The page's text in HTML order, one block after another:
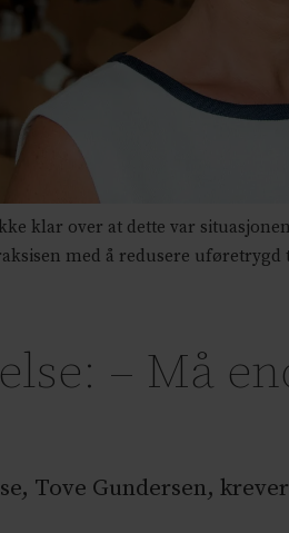
klar over at dette var
med å redusere
– Må
Tove Gundersen,